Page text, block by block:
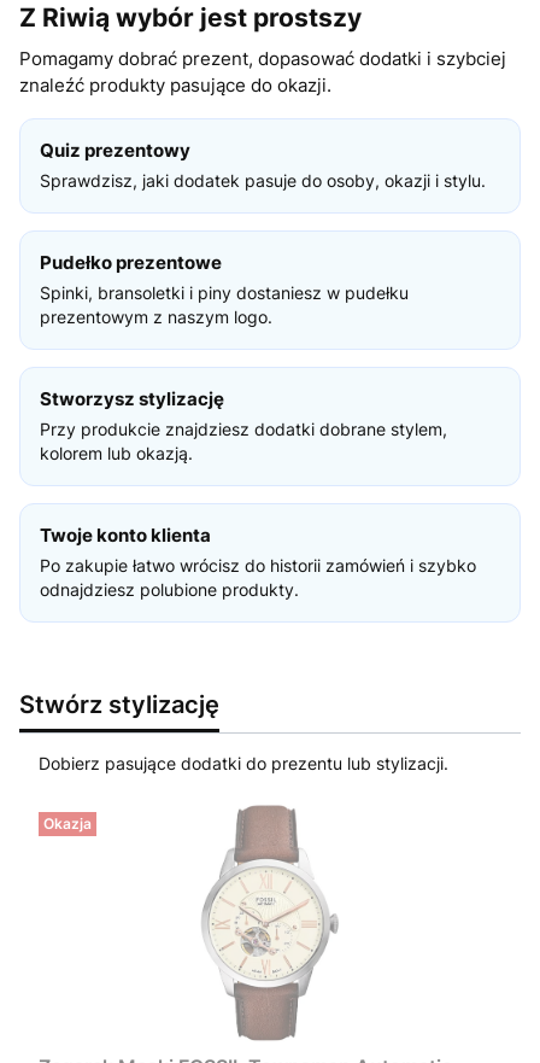
Z Riwią wybór jest prostszy
Pomagamy dobrać prezent, dopasować dodatki i szybciej
znaleźć produkty pasujące do okazji.
Quiz prezentowy
Sprawdzisz, jaki dodatek pasuje do osoby, okazji i stylu.
Pudełko prezentowe
Spinki, bransoletki i piny dostaniesz w pudełku
prezentowym z naszym logo.
Stworzysz stylizację
Przy produkcie znajdziesz dodatki dobrane stylem,
kolorem lub okazją.
Twoje konto klienta
Po zakupie łatwo wrócisz do historii zamówień i szybko
odnajdziesz polubione produkty.
Stwórz stylizację
Dobierz pasujące dodatki do prezentu lub stylizacji.
Okazja